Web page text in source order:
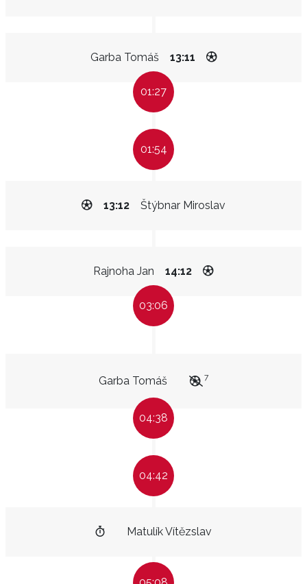
Garba Tomáš 13:11
01:27
01:54
Štýbnar Miroslav
13:12
Rajnoha Jan 14:12
03:06
Garba Tomáš 7
04:38
04:42
Matulík Vítězslav